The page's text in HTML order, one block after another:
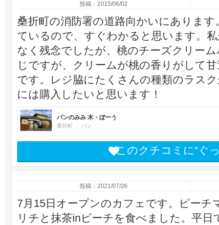
投稿：2015/06/02
桑折町の消防署の道路向かいにありま
ているので、すぐわかると思います。
なく残念でしたが、桃のチーズクリー
じですが、クリームが桃の香りがして
です。レジ脇にたくさんの種類のラス
には購入したいと思います！
パンのみみ 木・ぼーう
桑折町 パン
このクチコミに“ぐ
投稿：2021/07/26
7月15日オープンのカフェです。ピー
リチと抹茶inピーチを食べました。平